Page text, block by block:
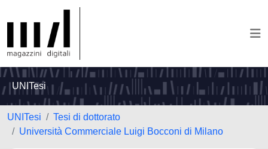
UNITesi
UNITesi
Tesi di dottorato
Università Commerciale Luigi Bocconi di Milano